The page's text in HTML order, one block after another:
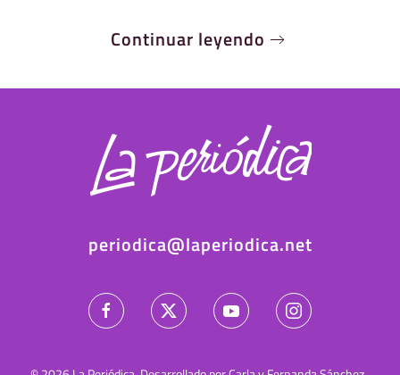
Continuar leyendo
periodica@laperiodica.net